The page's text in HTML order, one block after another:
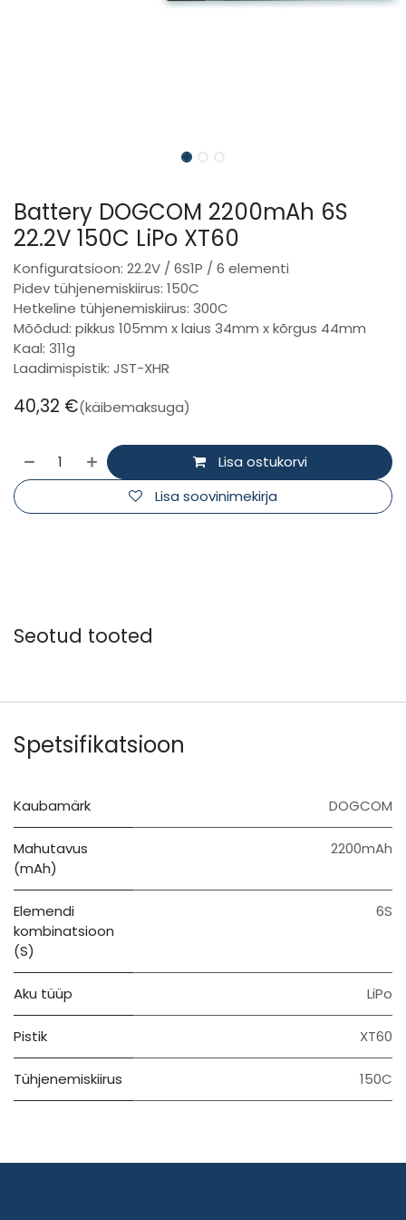
Battery DOGCOM 2200mAh 6S
22.2V 150C LiPo XT60
Konfiguratsioon: 22.2V / 6S1P / 6 elementi
Pidev tühjenemiskiirus: 150C
Hetkeline tühjenemiskiirus: 300C
Mõõdud: pikkus 105mm x laius 34mm x kõrgus 44mm
Kaal: 311g
Laadimispistik: JST-XHR
40,32 €(käibemaksuga)
Lisa ostukorvi
Lisa soovinimekirja
Seotud tooted
Spetsifikatsioon
Kaubamärk DOGCOM
Mahutavus
(mAh)
2200mAh
Elemendi
kombinatsioon
(S)
6S
Aku tüüp LiPo
Pistik XT60
Tühjenemiskiirus 150C